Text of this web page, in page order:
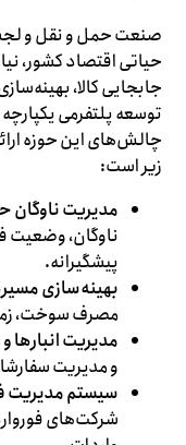
صنعت حمل و نقل و
حیاتی اقتصاد کشور،
جابجایی کالا،
توسعه پلتفرمی
چالش‌های این حوزه
زیر است:
مدیریت ناوگان
ناوگان، وضعیت
پیشگیرانه.
بهینه‌سازی
مصرف سوخت،
مدیریت انبارها و
و مدیریت
سیستم مدیریت
شرکت‌های